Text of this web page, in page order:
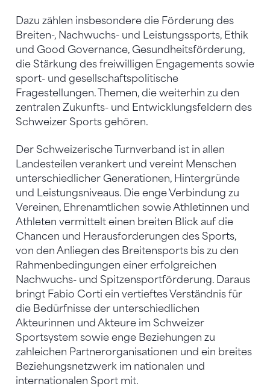
Dazu zählen insbesondere die Förderung des
Breiten-, Nachwuchs- und Leistungssports, Ethik
und Good Governance, Gesundheitsförderung,
die Stärkung des freiwilligen Engagements sowie
sport- und gesellschaftspolitische
Fragestellungen. Themen, die weiterhin zu den
zentralen Zukunfts- und Entwicklungsfeldern des
Schweizer Sports gehören.
Der Schweizerische Turnverband ist in allen
Landesteilen verankert und vereint Menschen
unterschiedlicher Generationen, Hintergründe
und Leistungsniveaus. Die enge Verbindung zu
Vereinen, Ehrenamtlichen sowie Athletinnen und
Athleten vermittelt einen breiten Blick auf die
Chancen und Herausforderungen des Sports,
von den Anliegen des Breitensports bis zu den
Rahmenbedingungen einer erfolgreichen
Nachwuchs- und Spitzensportförderung. Daraus
bringt Fabio Corti ein vertieftes Verständnis für
die Bedürfnisse der unterschiedlichen
Akteurinnen und Akteure im Schweizer
Sportsystem sowie enge Beziehungen zu
zahleichen Partnerorganisationen und ein breites
Beziehungsnetzwerk im nationalen und
internationalen Sport mit.